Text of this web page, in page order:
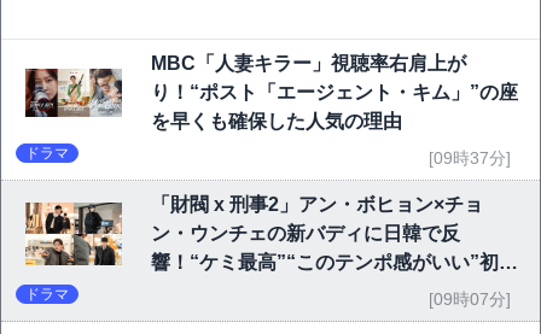
MBC「人妻キラー」視聴率右肩上が
り！“ポスト「エージェント・キム」”の座
を早くも確保した人気の理由
ドラマ [09時37分]
「財閥 x 刑事2」アン・ボヒョン×チョ
ン・ウンチェの新バディに日韓で反
響！“ケミ最高”“このテンポ感がいい”初回
ドラマ [09時07分]